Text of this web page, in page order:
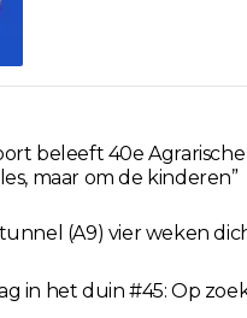
beleeft 40e
maar om de kinderen”
(A9) vier weken
in het duin #45: Op